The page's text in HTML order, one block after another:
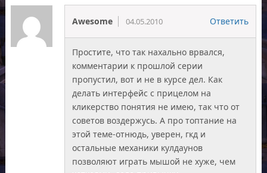
Awesome 04.05.2010 Ответить
Простите, что так нахально врвался,
комментарии к прошлой серии
пропустил, вот и не в курсе дел. Как
делать интерфейс с прицелом на
кликерство понятия не имею, так что от
советов воздержусь. А про топтание на
этой теме-отнюдь, уверен, гкд и
остальные механики кулдаунов
позволяют играть мышой не хуже, чем